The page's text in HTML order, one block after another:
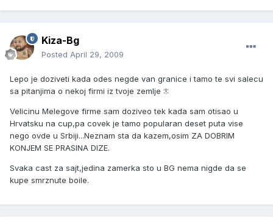
Kiza-Bg
Posted April 29, 2009
Lepo je doziveti kada odes negde van granice i tamo te svi salecu
sa pitanjima o nekoj firmi iz tvoje zemlje :!:
Velicinu Melegove firme sam doziveo tek kada sam otisao u
Hrvatsku na cup,pa covek je tamo popularan deset puta vise
nego ovde u Srbiji...Neznam sta da kazem,osim ZA DOBRIM
KONJEM SE PRASINA DIZE.
Svaka cast za sajt,jedina zamerka sto u BG nema nigde da se
kupe smrznute boile.